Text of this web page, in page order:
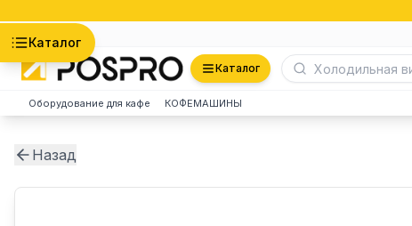
Каталог
Каталог
Оборудование для кафе КОФЕМАШИНЫ
Назад